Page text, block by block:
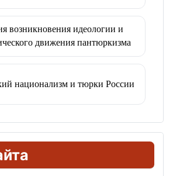
возникновения идеологии и
движения пантюркизма
национализм и тюрки России